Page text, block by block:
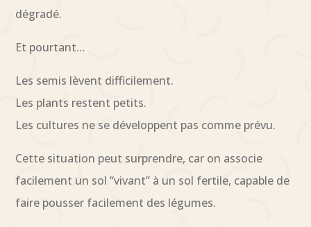
dégradé.
Et pourtant…
Les semis lèvent difficilement.
Les plants restent petits.
Les cultures ne se développent pas comme prévu.
Cette situation peut surprendre, car on associe
facilement un sol “vivant” à un sol fertile, capable de
faire pousser facilement des légumes.